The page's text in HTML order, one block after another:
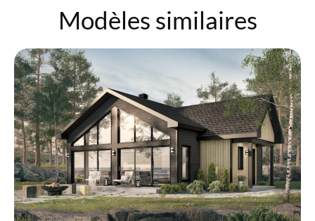
Modèles similaires